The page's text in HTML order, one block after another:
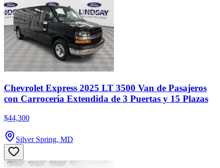
Chevrolet Express 2025 LT 3500 Van de Pasajeros
con Carrocería Extendida de 3 Puertas y 15 Plazas
$44,300
Silver Spring, MD